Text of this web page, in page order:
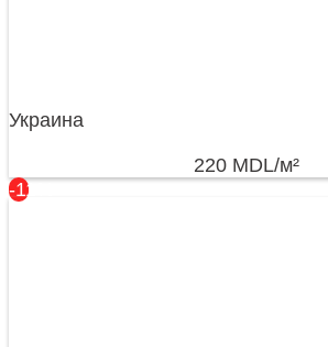
Украина
220 MDL/м²
-11%